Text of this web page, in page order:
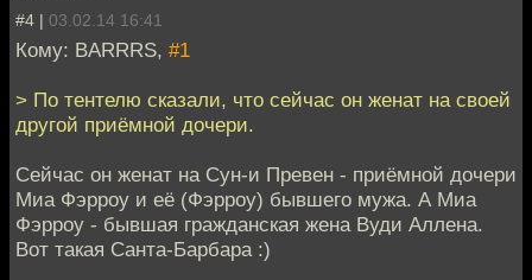
#4 | 03.02.14 16:41
Кому: BARRRS, #1
> По тентелю сказали, что сейчас он женат на своей
другой приёмной дочери.
Сейчас он женат на Сун-и Превен - приёмной дочери
Миа Фэрроу и её (Фэрроу) бывшего мужа. А Миа
Фэрроу - бывшая гражданская жена Вуди Аллена.
Вот такая Санта-Барбара :)